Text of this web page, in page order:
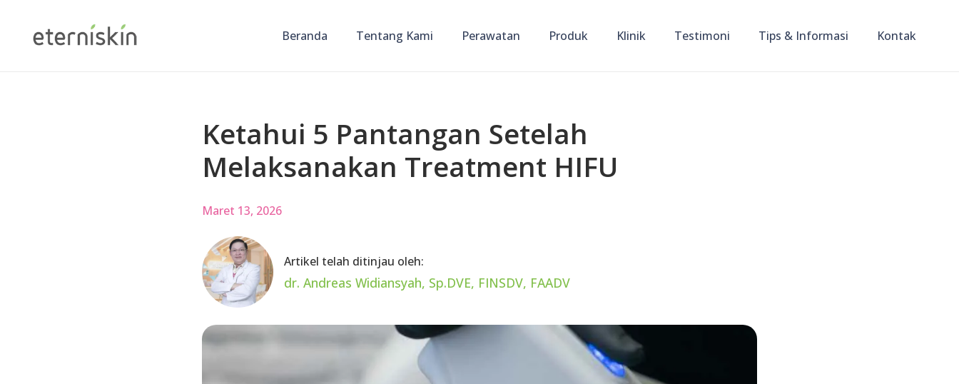
Beranda Tentang Kami Perawatan Produk Klinik Testimoni Tips & Informasi Kontak
Ketahui 5 Pantangan Setelah
Melaksanakan Treatment HIFU
Maret 13, 2026
Artikel telah ditinjau oleh:
dr. Andreas Widiansyah, Sp.DVE, FINSDV, FAADV